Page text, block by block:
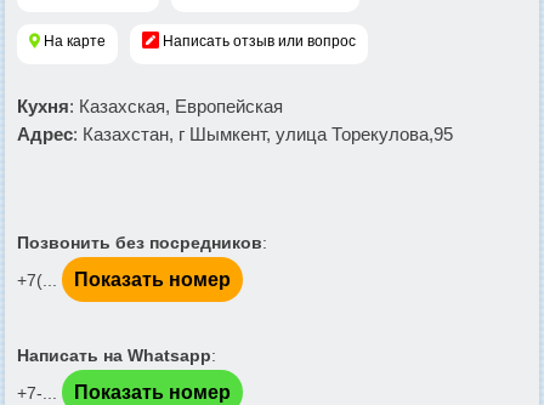
На карте Написать отзыв или вопрос
Кухня: Казахская, Европейская
Адрес: Казахстан, г Шымкент, улица Торекулова,95
Позвонить без посредников:
+7(...
Показать номер
Написать на Whatsapp:
+7-...
Показать номер